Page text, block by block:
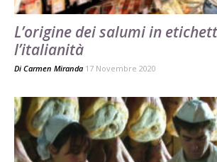
L’origine dei salumi in
l’italianità
Di Carmen Miranda 17 Novembre 2020